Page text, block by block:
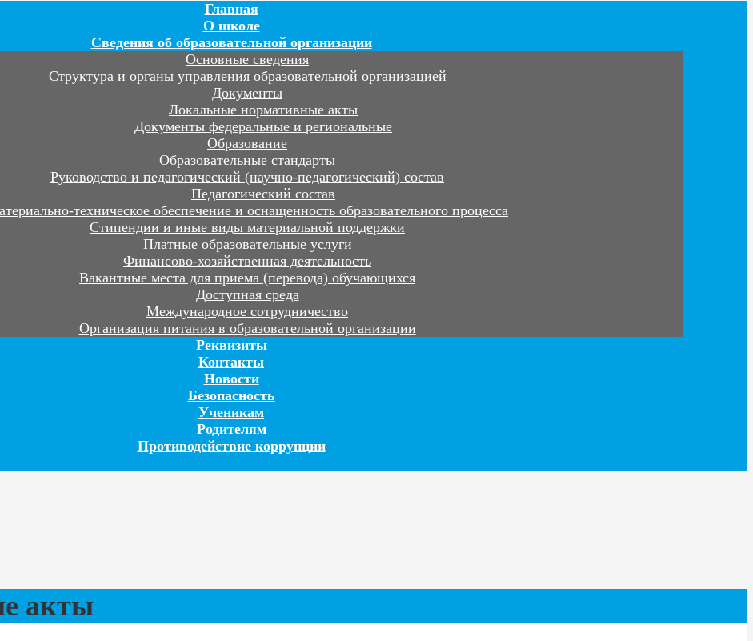
Главная
О школе
Сведения об образовательной организации
Основные сведения
Структура и органы управления образовательной организацией
Документы
Локальные нормативные акты
Документы федеральные и региональные
Образование
Образовательные стандарты
Руководство и педагогический (научно-педагогический) состав
Педагогический состав
техническое обеспечение и оснащенность образовательного процесса
Стипендии и иные виды материальной поддержки
Платные образовательные услуги
Финансово-хозяйственная деятельность
Вакантные места для приема (перевода) обучающихся
Доступная среда
Международное сотрудничество
Организация питания в образовательной организации
Реквизиты
Контакты
Новости
Безопасность
Ученикам
Родителям
Противодействие коррупции
акты